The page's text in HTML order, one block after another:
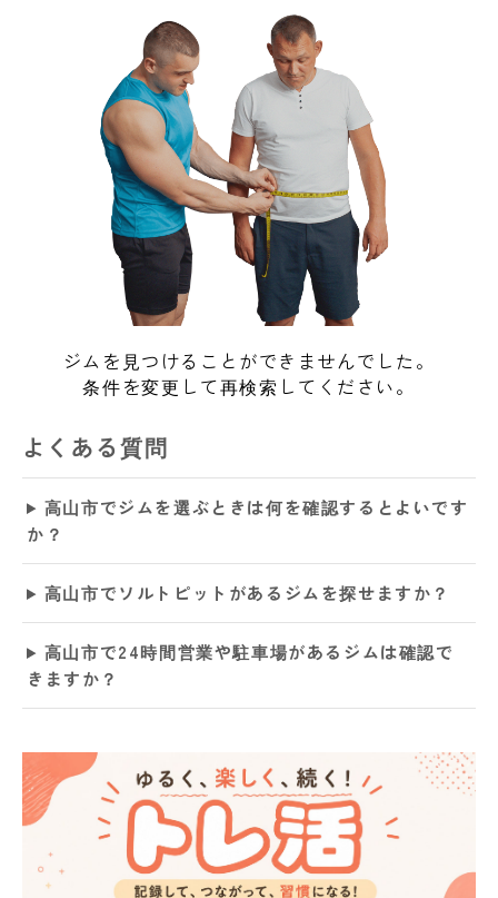
ジムを見つけることができませんでした。
条件を変更して再検索してください。
よくある質問
高山市でジムを選ぶときは何を確認するとよいです
か？
高山市でソルトピットがあるジムを探せますか？
高山市で24時間営業や駐車場があるジムは確認で
きますか？